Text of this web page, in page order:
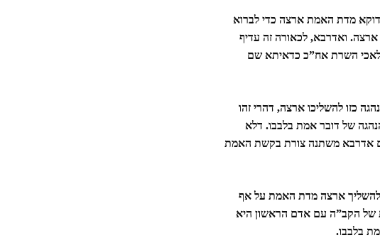
מדת האמת ארצה כדי לברוא
ואדרבא, לכאורה זה עדיף
השרת אח”כ כדאיתא שם
כזו להשליכו ארצה, דהרי זהו
של דובר אמת בלבבו. דלא
אדרבא משתנה צורת בקשת האמת
להשליך ארצה מדת האמת על אף
של הקב”ה עם אדם הראשון היא
בלבבו.